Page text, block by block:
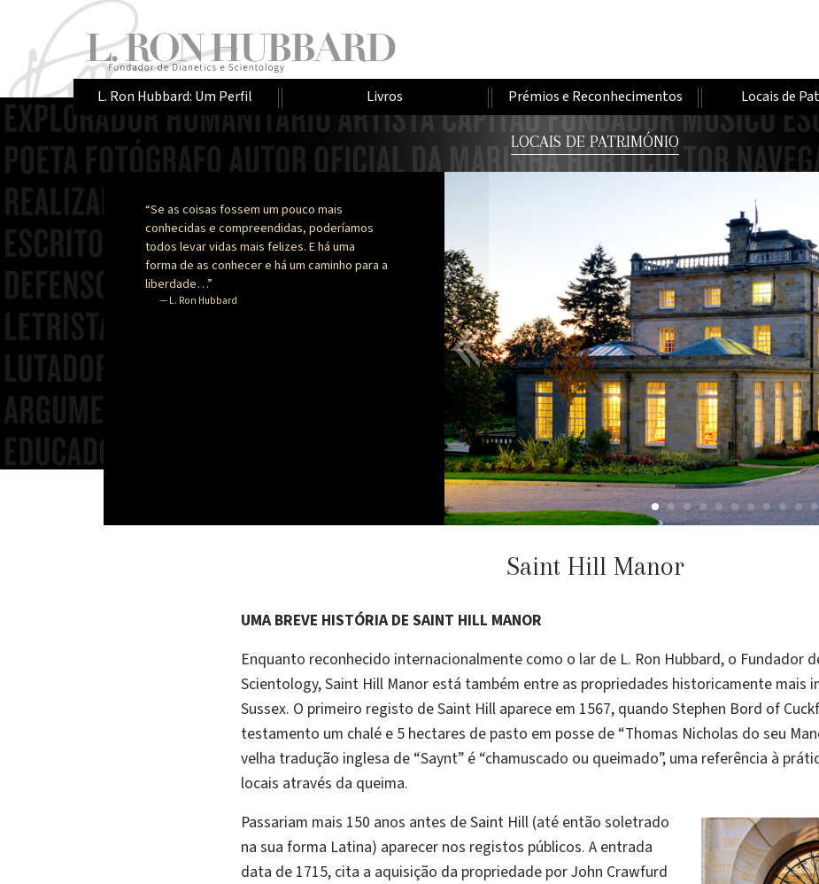
L. Ron Hubbard: Um Perfil Livros Prémios e Reconhecimentos Locais de
LOCAIS DE PATRIMÓNIO
“Se as coisas fossem um pouco mais
conhecidas e compreendidas, poderíamos
todos levar vidas mais felizes. E há uma
forma de as conhecer e há um caminho para a
liberdade…”
— L. Ron Hubbard
Saint Hill Manor
UMA BREVE HISTÓRIA DE SAINT HILL MANOR
Enquanto reconhecido internacionalmente como o lar de L. Ron Hubbard, o Fundador
Scientology, Saint Hill Manor está também entre as propriedades historicamente mais
Sussex. O primeiro registo de Saint Hill aparece em 1567, quando Stephen Bord of
testamento um chalé e 5 hectares de pasto em posse de “Thomas Nicholas do seu
velha tradução inglesa de “Saynt” é “chamuscado ou queimado”, uma referência à
locais através da queima.
Passariam mais 150 anos antes de Saint Hill (até então soletrado
na sua forma Latina) aparecer nos registos públicos. A entrada
data de 1715, cita a aquisição da propriedade por John Crawfurd